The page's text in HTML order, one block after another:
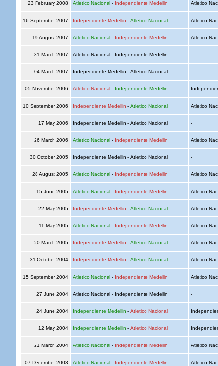
23 February 2008 Atletico Nacional- Independiente Medellin Atletico
16 September 2007 Independiente Medellin - Atletico Nacional Atletico
19 August 2007 Atletico Nacional- Independiente Medellin Atletico
31 March 2007 Atletico Nacional - Independiente Medellin -
04 March 2007 Independiente Medellin - Atletico Nacional -
05 November 2006 Atletico Nacional- Independiente Medellin
10 September 2006 Independiente Medellin - Atletico Nacional Atletico
17 May 2006 Independiente Medellin - Atletico Nacional -
26 March 2006 Atletico Nacional- Independiente Medellin Atletico
30 October 2005 Independiente Medellin - Atletico Nacional -
28 August 2005 Atletico Nacional- Independiente Medellin Atletico
15 June 2005 Atletico Nacional- Independiente Medellin Atletico
22 May 2005 Independiente Medellin - Atletico Nacional Atletico
11 May 2005 Atletico Nacional- Independiente Medellin Atletico
20 March 2005 Independiente Medellin - Atletico Nacional Atletico
31 October 2004 Independiente Medellin - Atletico Nacional Atletico
15 September 2004 Atletico Nacional- Independiente Medellin Atletico
27 June 2004 Atletico Nacional - Independiente Medellin -
24 June 2004 Independiente Medellin - Atletico Nacional
12 May 2004 Independiente Medellin - Atletico Nacional
21 March 2004 Atletico Nacional- Independiente Medellin Atletico
07 December 2003 Atletico Nacional- Independiente Medellin Atletico